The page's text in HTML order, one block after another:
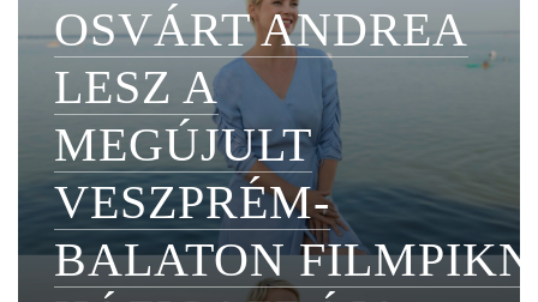
OSVÁRT ANDREA
LESZ A
MEGÚJULT
VESZPRÉM-
BALATON